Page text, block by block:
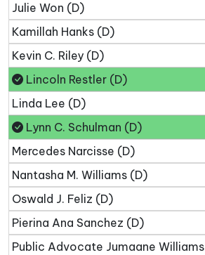
Julie Won (D)
Kamillah Hanks (D)
Kevin C. Riley (D)
Lincoln Restler (D)
Linda Lee (D)
Lynn C. Schulman (D)
Mercedes Narcisse (D)
Nantasha M. Williams (D)
Oswald J. Feliz (D)
Pierina Ana Sanchez (D)
Public Advocate Jumaane Williams